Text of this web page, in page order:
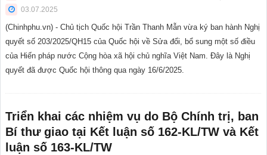
03.07.2025
(Chinhphu.vn) - Chủ tịch Quốc hội Trần Thanh Mẫn vừa ký ban hành Nghị
quyết số 203/2025/QH15 của Quốc hội về Sửa đổi, bổ sung một số điều
của Hiến pháp nước Cộng hòa xã hội chủ nghĩa Việt Nam. Đây là Nghị
quyết đã được Quốc hội thông qua ngày 16/6/2025.
Triển khai các nhiệm vụ do Bộ Chính trị, ban
Bí thư giao tại Kết luận số 162-KL/TW và Kết
luận số 163-KL/TW